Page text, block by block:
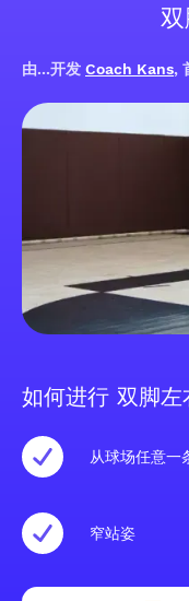
由...开发 Coach Kans,
如何进行 双脚左
从球场任意一
窄站姿